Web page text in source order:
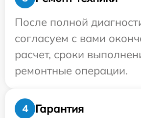
После полной
согласуем с вами
расчет, сроки
ремонтные операции.
4
Гарантия